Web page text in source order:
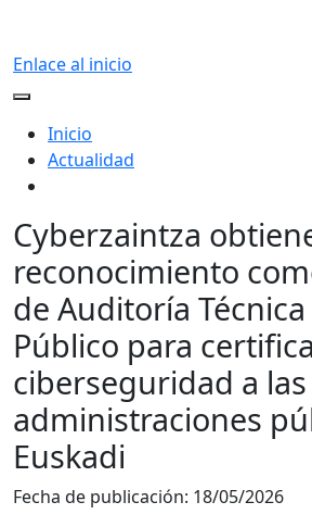
Enlace al inicio
Inicio
Actualidad
Cyberzaintza
reconocimiento
de Auditoría
Público para
ciberseguridad a las
administraciones
Euskadi
Fecha de publicación: 18/05/2026